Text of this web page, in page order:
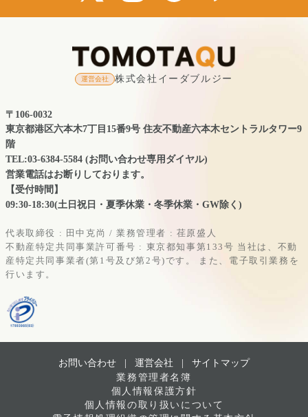
運営会社 株式会社イーダブルジー
〒106-0032
東京都港区六本木7丁目15番9号 住友不動産六本木セントラルタワー9
階
TEL:03-6384-5584 (お問い合わせ専用ダイヤル)
営業電話はお断りしております。
【受付時間】
09:30-18:30(土日祝日・夏季休業・冬季休業・GW除く)
代表取締役 : 田中克尚 / 業務管理者 : 荏原盛人
不動産特定共同事業許可番号 : 東京都知事第133号 当社は、不動
産特定共同事業者(第1号及び第2号)です。
また、電子取引業務を
行います。
お問い合わせ | 運営会社
サイトマップ
業務管理者名簿
個人情報保護方針
個人情報の取り扱いについて